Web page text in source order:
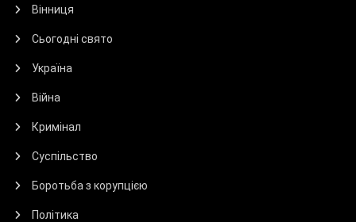
Вінниця
Сьогодні свято
Україна
Війна
Кримінал
Суспільство
Боротьба з корупцією
Політика